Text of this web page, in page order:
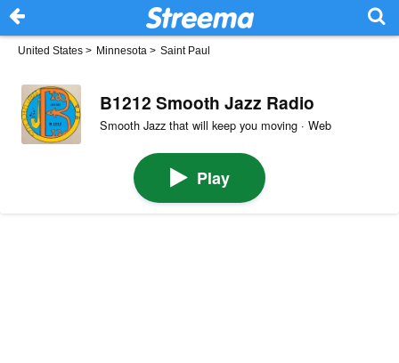
United States > Minnesota > Saint Paul
B1212 Smooth Jazz Radio
Smooth Jazz that will keep you moving · Web
Play